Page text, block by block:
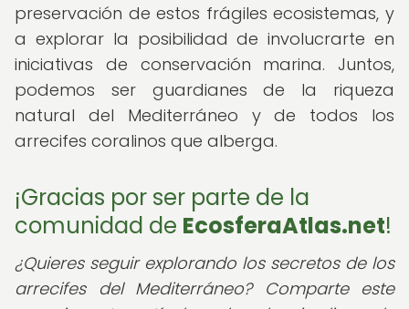
preservación de estos frágiles ecosistemas, y
a explorar la posibilidad de involucrarte en
iniciativas de conservación marina. Juntos,
podemos ser guardianes de la riqueza
natural del Mediterráneo y de todos los
arrecifes coralinos que alberga.
¡Gracias por ser parte de la
comunidad de EcosferaAtlas.net!
¿Quieres seguir explorando los secretos de los
arrecifes del Mediterráneo? Comparte este